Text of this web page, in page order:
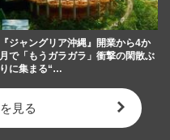
『ジャングリア沖縄』開業から4か
月で「もうガラガラ」衝撃の閑散ぶ
りに集まる“…
見る